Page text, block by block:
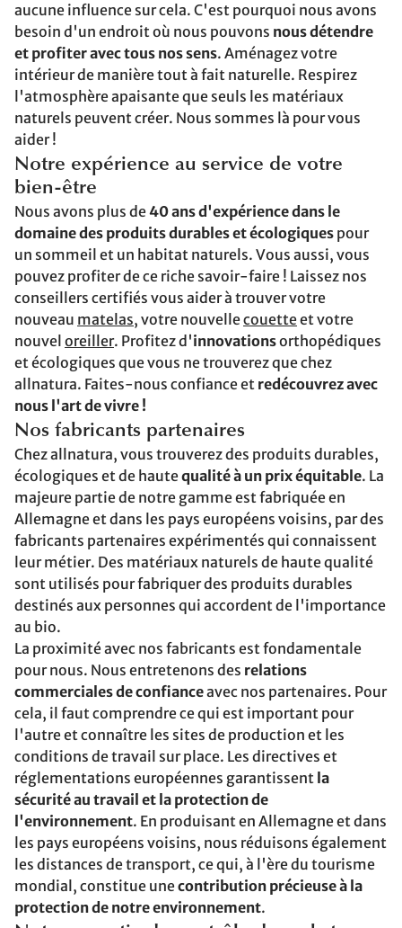
aucune influence sur cela. C'est pourquoi nous avons
besoin d'un endroit où nous pouvons nous détendre
et profiter avec tous nos sens. Aménagez votre
intérieur de manière tout à fait naturelle. Respirez
l'atmosphère apaisante que seuls les matériaux
naturels peuvent créer. Nous sommes là pour vous
aider !
Notre expérience au service de votre
bien-être
Nous avons plus de40 ans d'expérience dans le
domaine des produits durables et écologiques pour
un sommeil et un habitat naturels. Vous aussi, vous
pouvez profiter de ce riche savoir-faire ! Laissez nos
conseillers certifiés vous aider à trouver votre
nouveau matelas, votre nouvellecouetteet votre
nouvel oreiller. Profitez d'innovationsorthopédiques
et écologiques que vous ne trouverez que chez
allnatura. Faites-nous confiance et redécouvrez avec
nous l'art de vivre !
Nos fabricants partenaires
Chez allnatura, vous trouverez des produits durables,
écologiques et de hautequalité à un prix équitable. La
majeure partie de notre gamme est fabriquée en
Allemagne et dans les pays européens voisins, par des
fabricants partenaires expérimentés qui connaissent
leur métier. Des matériaux naturels de haute qualité
sont utilisés pour fabriquer des produits durables
destinés aux personnes qui accordent de l'importance
au bio.
La proximité avec nos fabricants est fondamentale
pour nous. Nous entretenons des relations
commerciales de confianceavec nos partenaires. Pour
cela, il faut comprendre ce qui est important pour
l'autre et connaître les sites de production et les
conditions de travail sur place. Les directives et
réglementations européennes garantissent la
sécurité au travail et la protection de
l'environnement. En produisant en Allemagne et dans
les pays européens voisins, nous réduisons également
les distances de transport, ce qui, à l'ère du tourisme
mondial, constitue unecontribution précieuse à la
protection de notre environnement.